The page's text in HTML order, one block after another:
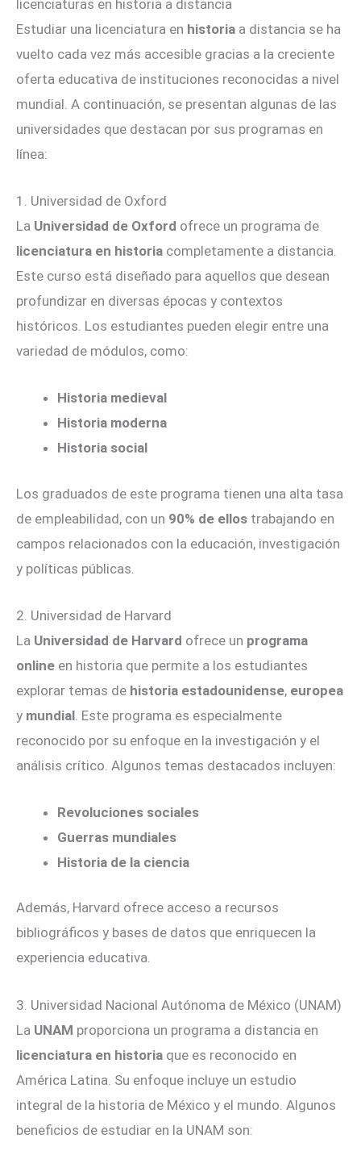
licenciaturas en historia a distancia
Estudiar una licenciatura en historia a distancia se ha
vuelto cada vez más accesible gracias a la creciente
oferta educativa de instituciones reconocidas a nivel
mundial. A continuación, se presentan algunas de las
universidades que destacan por sus programas en
línea:
1. Universidad de Oxford
La Universidad de Oxford ofrece un programa de
licenciatura en historia completamente a distancia.
Este curso está diseñado para aquellos que desean
profundizar en diversas épocas y contextos
históricos. Los estudiantes pueden elegir entre una
variedad de módulos, como:
Historia medieval
Historia moderna
Historia social
Los graduados de este programa tienen una alta tasa
de empleabilidad, con un 90% de ellos trabajando en
campos relacionados con la educación, investigación
y políticas públicas.
2. Universidad de Harvard
La Universidad de Harvard ofrece un programa
online en historia que permite a los estudiantes
explorar temas de historia estadounidense, europea
y mundial . Este programa es especialmente
reconocido por su enfoque en la investigación y el
análisis crítico. Algunos temas destacados incluyen:
Revoluciones sociales
Guerras mundiales
Historia de la ciencia
Además, Harvard ofrece acceso a recursos
bibliográficos y bases de datos que enriquecen la
experiencia educativa.
3. Universidad Nacional Autónoma de México (UNAM)
La UNAM proporciona un programa a distancia en
licenciatura en historia que es reconocido en
América Latina. Su enfoque incluye un estudio
integral de la historia de México y el mundo. Algunos
beneficios de estudiar en la UNAM son: